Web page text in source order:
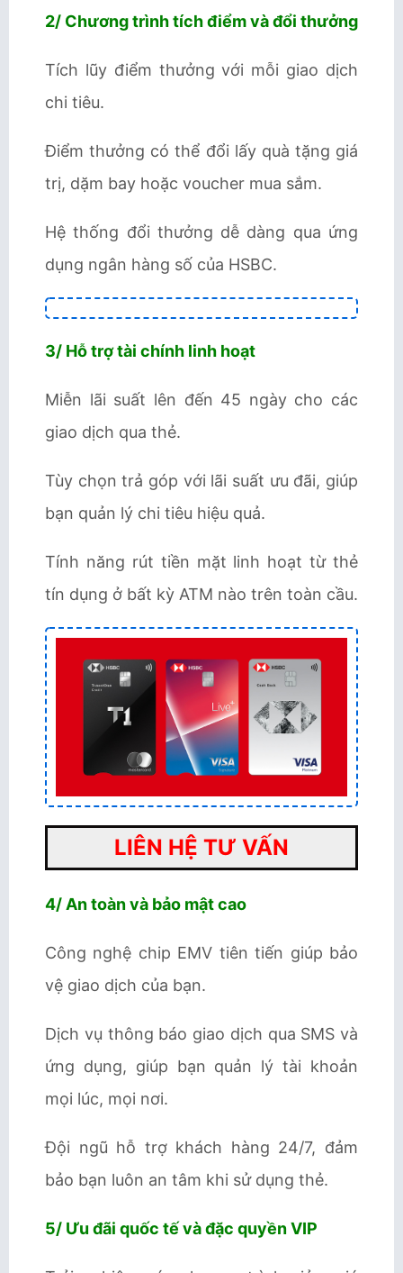
2/ Chương trình tích điểm và đổi thưởng
Tích lũy điểm thưởng với mỗi giao dịch
chi tiêu.
Điểm thưởng có thể đổi lấy quà tặng giá
trị, dặm bay hoặc voucher mua sắm.
Hệ thống đổi thưởng dễ dàng qua ứng
dụng ngân hàng số của HSBC.
3/ Hỗ trợ tài chính linh hoạt
Miễn lãi suất lên đến 45 ngày cho các
giao dịch qua thẻ.
Tùy chọn trả góp với lãi suất ưu đãi, giúp
bạn quản lý chi tiêu hiệu quả.
Tính năng rút tiền mặt linh hoạt từ thẻ
tín dụng ở bất kỳ ATM nào trên toàn cầu.
LIÊN HỆ TƯ VẤN
4/ An toàn và bảo mật cao
Công nghệ chip EMV tiên tiến giúp bảo
vệ giao dịch của bạn.
Dịch vụ thông báo giao dịch qua SMS và
ứng dụng, giúp bạn quản lý tài khoản
mọi lúc, mọi nơi.
Đội ngũ hỗ trợ khách hàng 24/7, đảm
bảo bạn luôn an tâm khi sử dụng thẻ.
5/ Ưu đãi quốc tế và đặc quyền VIP